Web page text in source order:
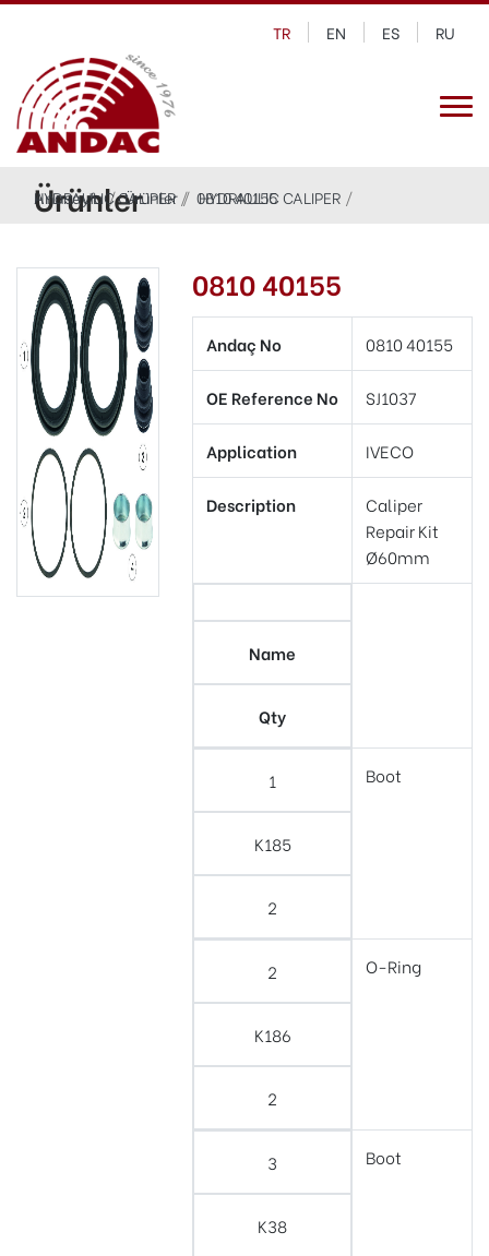
TR EN ES RU
Ürünler
Anasayfa Ürünler HYDRAULIC CALIPER
HYDRAULIC CALIPER 0810 40155
0810 40155
Andaç No 0810 40155
OE Reference No SJ1037
Application IVECO
Description
Caliper
Repair Kit
Ø60mm
Name
Qty
1
K185
2
Boot
2
K186
2
O-Ring
3
K38
Boot